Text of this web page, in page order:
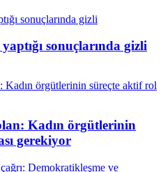
sonuçlarında gizli
Kadın örgütlerinin
gerekiyor